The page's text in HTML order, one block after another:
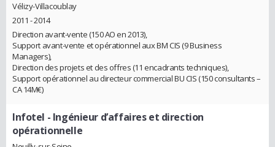
Vélizy-Villacoublay
2011 - 2014
Direction avant-vente (150 AO en 2013),
Support avant-vente et opérationnel aux BM CIS (9 Business
Managers),
Direction des projets et des offres (11 encadrants techniques),
Support opérationnel au directeur commercial BU CIS (150 consultants –
CA 14M€)
Infotel - Ingénieur d’affaires et direction
opérationnelle